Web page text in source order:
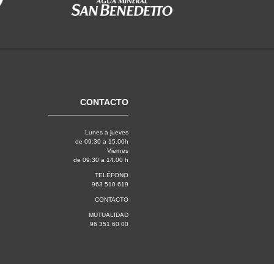
CONTACTO
Lunes a jueves
de 09:30 a 15.00h
Viernes
de 09:30 a 14.00 h
TELÉFONO
963 510 619
CONTACTO
MUTUALIDAD
96 351 60 00